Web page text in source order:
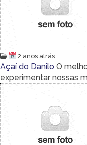
2 anos atrás
Açaí do Danilo O
experimentar nossas